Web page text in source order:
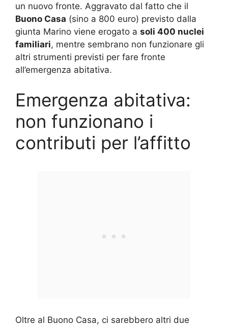
un nuovo fronte. Aggravato dal fatto che il
Buono Casa (sino a 800 euro) previsto dalla
giunta Marino viene erogato a soli 400 nuclei
familiari, mentre sembrano non funzionare gli
altri strumenti previsti per fare fronte
all’emergenza abitativa.
Emergenza abitativa:
non funzionano i
contributi per l’affitto
Oltre al Buono Casa, ci sarebbero altri due